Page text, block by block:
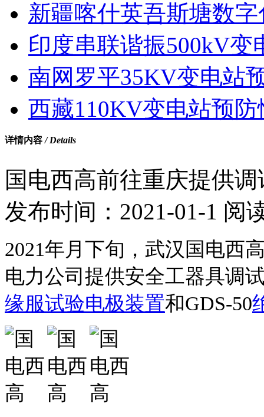
新疆喀什英吾斯塘数
印度串联谐振500kV变
南网罗平35KV变电站
西藏110KV变电站预防
详情内容/ Details
国电西高前往重庆提供
发布时间： 2021-01-1 阅
2021年月下旬，武汉国电西
电力公司提供安全工器具调
缘服试验电极装置和GDS-50